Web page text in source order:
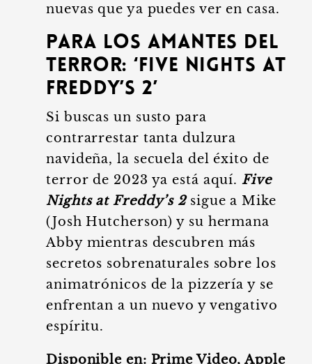
nuevas que ya puedes ver en casa.
Para los Amantes del
Terror: ‘Five Nights at
Freddy’s 2’
Si buscas un susto para
contrarrestar tanta dulzura
navideña, la secuela del éxito de
terror de 2023 ya está aquí.Five
Nights at Freddy’s 2sigue a Mike
(Josh Hutcherson) y su hermana
Abby mientras descubren más
secretos sobrenaturales sobre los
animatrónicos de la pizzería y se
enfrentan a un nuevo y vengativo
espíritu.
Disponible en: Prime Video, Apple